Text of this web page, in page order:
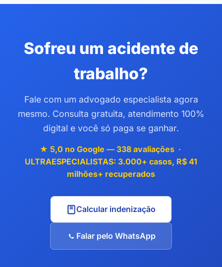
Sofreu um acidente de
trabalho?
Fale com um advogado especialista agora
mesmo. Consulta gratuita, atendimento 100%
digital e você só paga se ganhar.
★ 5,0 no Google — 338 avaliações ·
ULTRAESPECIALISTAS: 3.000+ casos, R$ 41
milhões+ recuperados
Calcular indenização
Falar pelo WhatsApp